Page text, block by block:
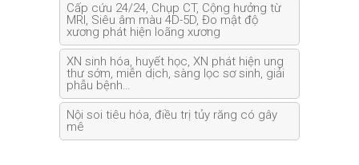
Cấp cứu 24/24, Chụp CT, Cộng hưởng từ
MRI, Siêu âm màu 4D-5D, Đo mật độ
xương phát hiện loãng xương
XN sinh hóa, huyết học, XN phát hiện ung
thư sớm, miễn dịch, sàng lọc sơ sinh, giải
phẫu bệnh…
Nội soi tiêu hóa, điều trị tủy răng có gây
mê